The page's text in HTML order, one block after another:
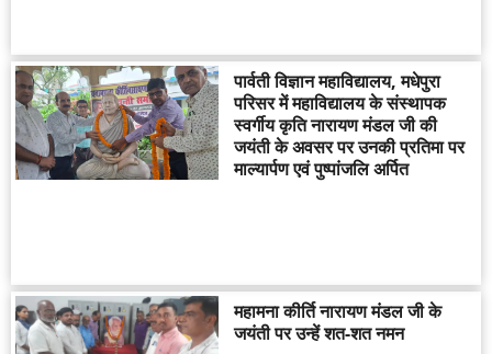
पार्वती विज्ञान महाविद्यालय, मधेपुरा
परिसर में महाविद्यालय के संस्थापक
स्वर्गीय कृति नारायण मंडल जी की
जयंती के अवसर पर उनकी प्रतिमा पर
माल्यार्पण एवं पुष्पांजलि अर्पित
महामना कीर्ति नारायण मंडल जी के
जयंती पर उन्हें शत-शत नमन